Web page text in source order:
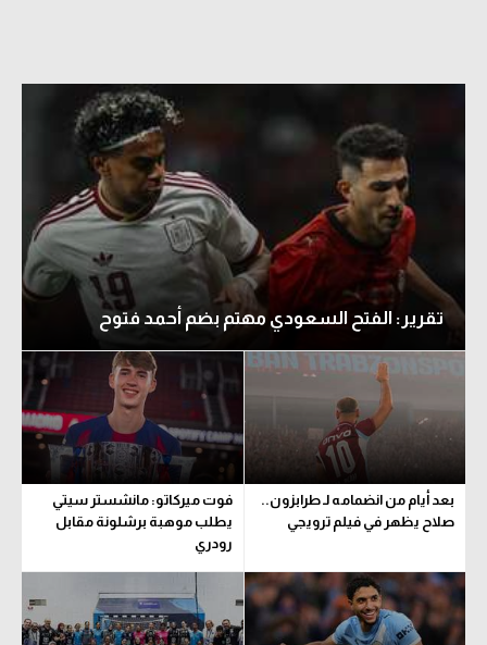
تقرير: الفتح السعودي مهتم بضم أحمد فتوح
بعد أيام من انضمامه لـ طرابزون..
صلاح يظهر في فيلم ترويجي
فوت ميركاتو: مانشستر سيتي
يطلب موهبة برشلونة مقابل
رودري